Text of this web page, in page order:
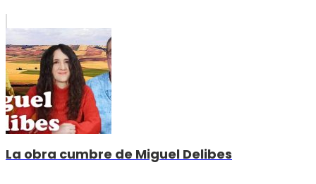
La obra cumbre de Miguel Delibes